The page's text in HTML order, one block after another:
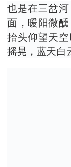
也是在三岔
面，暖阳微
抬头仰望天
摇晃，蓝天白